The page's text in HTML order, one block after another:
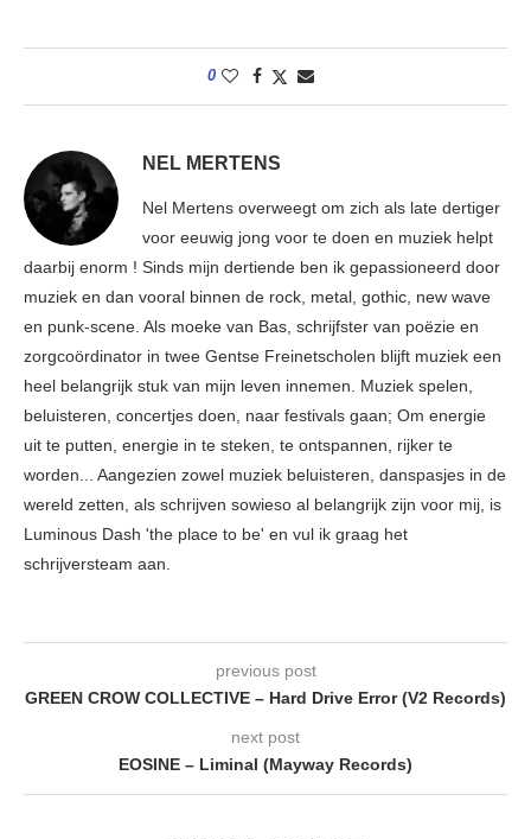
0
NEL MERTENS
Nel Mertens overweegt om zich als late dertiger
voor eeuwig jong voor te doen en muziek helpt
daarbij enorm ! Sinds mijn dertiende ben ik gepassioneerd door
muziek en dan vooral binnen de rock, metal, gothic, new wave
en punk-scene. Als moeke van Bas, schrijfster van poëzie en
zorgcoördinator in twee Gentse Freinetscholen blijft muziek een
heel belangrijk stuk van mijn leven innemen. Muziek spelen,
beluisteren, concertjes doen, naar festivals gaan; Om energie
uit te putten, energie in te steken, te ontspannen, rijker te
worden... Aangezien zowel muziek beluisteren, danspasjes in de
wereld zetten, als schrijven sowieso al belangrijk zijn voor mij, is
Luminous Dash 'the place to be' en vul ik graag het
schrijversteam aan.
previous post
GREEN CROW COLLECTIVE – Hard Drive Error (V2 Records)
next post
EOSINE – Liminal (Mayway Records)